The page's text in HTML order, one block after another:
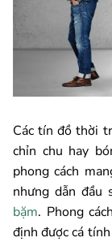
Các tín đồ thời
chỉn chu hay
phong cách
nhưng dẫn đầu
bặm. Phong
định được cá